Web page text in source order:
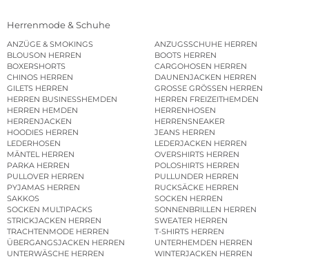
Herrenmode & Schuhe
ANZÜGE & SMOKINGS
ANZUGSSCHUHE HERREN
BLOUSON HERREN
BOOTS HERREN
BOXERSHORTS
CARGOHOSEN HERREN
CHINOS HERREN
DAUNENJACKEN HERREN
GILETS HERREN
GROSSE GRÖSSEN HERREN
HERREN BUSINESSHEMDEN
HERREN FREIZEITHEMDEN
HERREN HEMDEN
HERRENHOSEN
HERRENJACKEN
HERRENSNEAKER
HOODIES HERREN
JEANS HERREN
LEDERHOSEN
LEDERJACKEN HERREN
MÄNTEL HERREN
OVERSHIRTS HERREN
PARKA HERREN
POLOSHIRTS HERREN
PULLOVER HERREN
PULLUNDER HERREN
PYJAMAS HERREN
RUCKSÄCKE HERREN
SAKKOS
SOCKEN HERREN
SOCKEN MULTIPACKS
SONNENBRILLEN HERREN
STRICKJACKEN HERREN
SWEATER HERREN
TRACHTENMODE HERREN
T-SHIRTS HERREN
ÜBERGANGSJACKEN HERREN
UNTERHEMDEN HERREN
UNTERWÄSCHE HERREN
WINTERJACKEN HERREN